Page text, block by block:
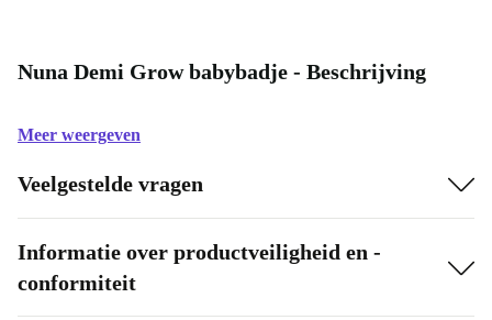
Nuna Demi Grow babybadje - Beschrijving
Meer weergeven
Veelgestelde vragen
Informatie over productveiligheid en -
conformiteit